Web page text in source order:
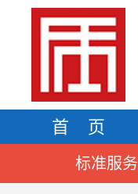
首 页
标准服务